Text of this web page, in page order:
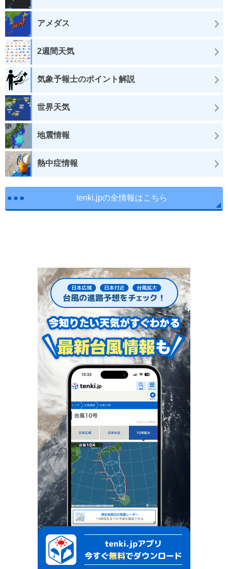
アメダス
2週間天気
気象予報士のポイント解説
世界天気
地震情報
熱中症情報
tenki.jpの全情報はこちら